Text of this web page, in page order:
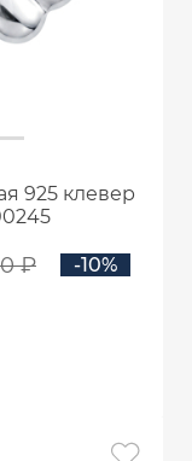
925 клевер
₽ -10%